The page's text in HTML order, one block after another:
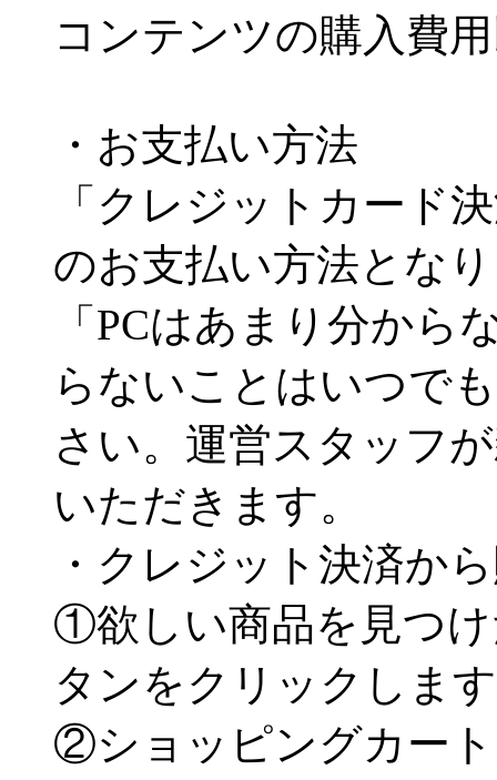
コンテンツの購入費
・お支払い方法
「クレジットカード
のお支払い方法とな
「PCはあまり分か
らないことはいつで
さい。運営スタッフ
いただきます。
・クレジット決済か
①欲しい商品を見つ
タンをクリックしま
②ショッピングカー